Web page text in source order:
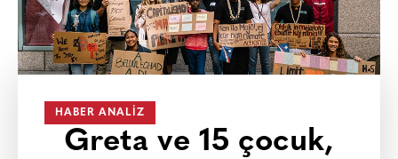
HABER ANALIZ
Greta ve 15 çocuk,